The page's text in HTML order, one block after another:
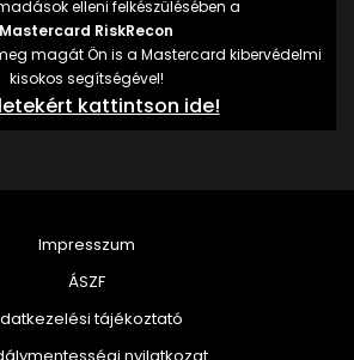
elleni felkészülésében a
Mastercard RiskRecon
magát Ön is a Mastercard kibervédelmi
kisokos segítségével!
kattintson ide!
Impresszum
ÁSZF
tájékoztató
nyilatkozat